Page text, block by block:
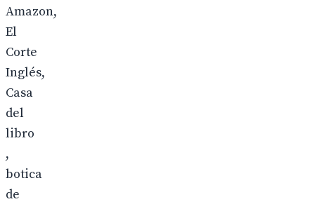
Amazon,
El
Corte
Inglés,
Casa
del
libro
,
botica
de